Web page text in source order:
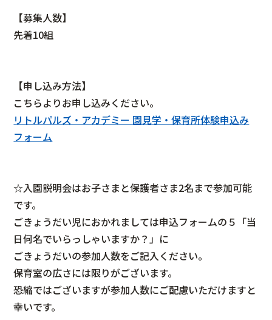
【募集人数】
先着10組
【申し込み方法】
こちらよりお申し込みください。
リトルパルズ・アカデミー 園見学・保育所体験申込み
フォーム
☆入園説明会はお子さまと保護者さま2名まで参加可能
です。
ごきょうだい児におかれましては申込フォームの５「当
日何名でいらっしゃいますか？」に
ごきょうだいの参加人数をご記入ください。
保育室の広さには限りがございます。
恐縮ではございますが参加人数にご配慮いただけますと
幸いです。